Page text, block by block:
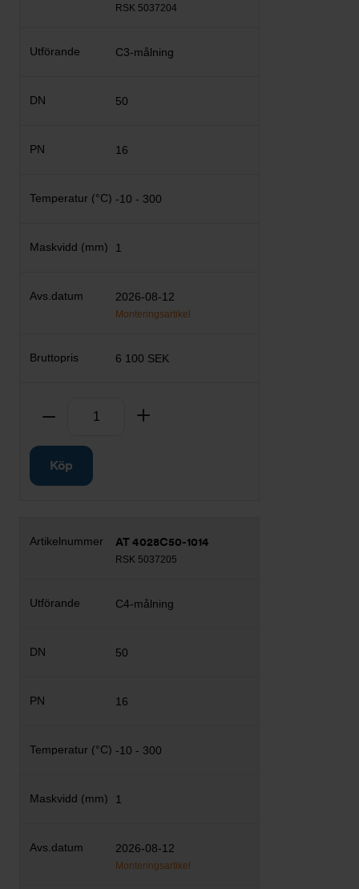
RSK 5037204
C3-målning
50
16
-10 - 300
1
2026-08-12
Monteringsartikel
6 100 SEK
Ta bort
Köp
AT 4028C50-1014
RSK 5037205
C4-målning
50
16
-10 - 300
1
2026-08-12
Monteringsartikel